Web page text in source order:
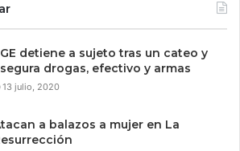
detiene a sujeto tras un cateo y
drogas, efectivo y armas
13 julio, 2020
a balazos a mujer en La